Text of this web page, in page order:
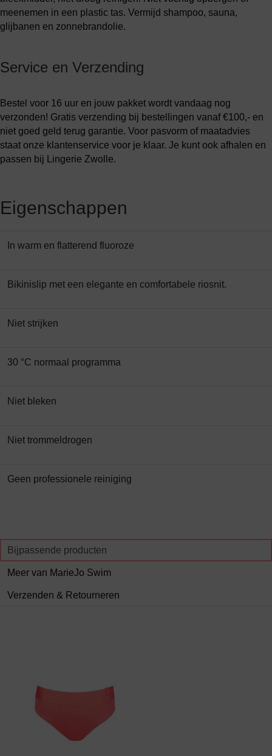
meenemen in een plastic tas. Vermijd shampoo, sauna,
glijbanen en zonnebrandolie.
Service en Verzending
Bestel voor 16 uur en jouw pakket wordt vandaag nog
verzonden! Gratis verzending bij bestellingen vanaf €100,- en
niet goed geld terug garantie. Voor pasvorm of maatadvies
staat onze klantenservice voor je klaar. Je kunt ook afhalen en
passen bij Lingerie Zwolle.
Eigenschappen
In warm en flatterend fluoroze
Bikinislip met een elegante en comfortabele riosnit.
Niet strijken
30 °C normaal programma
Niet bleken
Niet trommeldrogen
Geen professionele reiniging
Bijpassende producten
Meer van MarieJo Swim
Verzenden & Retourneren